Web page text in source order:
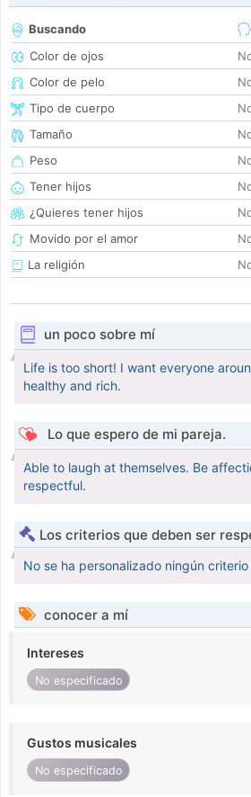
Buscando
Color de ojos
Color de pelo
Tipo de cuerpo
Tamaño
Peso
Tener hijos
¿Quieres tener hijos
Movido por el amor
La religión
un poco sobre mí
Life is too short! I want everyone
healthy and rich.
Lo que espero de mi pareja.
Able to laugh at themselves. Be
respectful.
Los criterios que deben ser
No se ha personalizado ningún criterio
conocer a mí
Intereses
No especificado
Gustos musicales
No especificado